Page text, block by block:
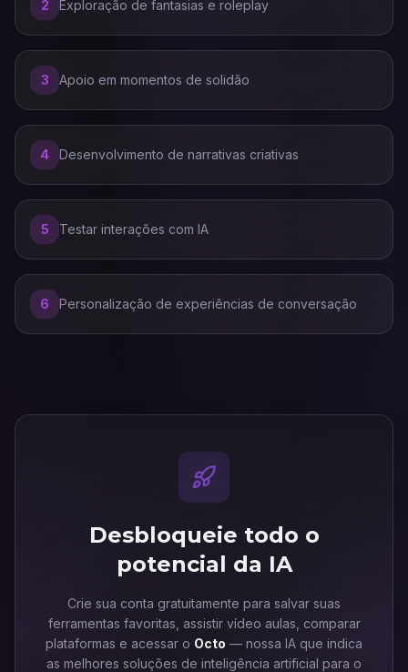
2 Exploração de fantasias e roleplay
3 Apoio em momentos de solidão
4 Desenvolvimento de narrativas criativas
5 Testar interações com IA
6 Personalização de experiências de conversação
Desbloqueie todo o
potencial da IA
Crie sua conta gratuitamente para salvar suas
ferramentas favoritas, assistir vídeo aulas, comparar
plataformas e acessar o Octo — nossa IA que indica
as melhores soluções de inteligência artificial para o